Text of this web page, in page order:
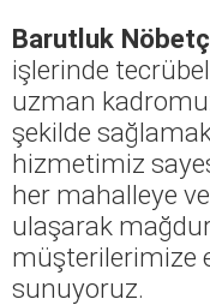
Barutluk
işlerinde
uzman
şekilde
hizmetimiz
her mahalleye
ulaşarak
müşterilerimize
sunuyoruz.